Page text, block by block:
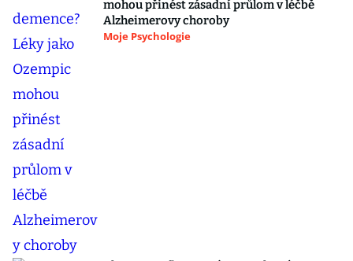
mohou přinést zásadní průlom v léčbě
Alzheimerovy choroby
Moje Psychologie